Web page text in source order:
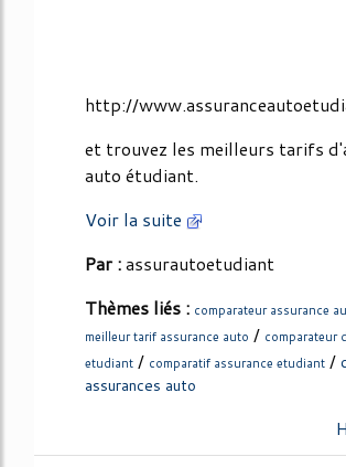
http://
et trouvez les meilleurs tarifs
auto étudiant.
Voir la suite
Par :assurautoetudiant
Thèmes liés : comparateur assurance
meilleur tarif assurance auto / comparateur
etudiant / comparatif assurance etudiant /
assurances auto